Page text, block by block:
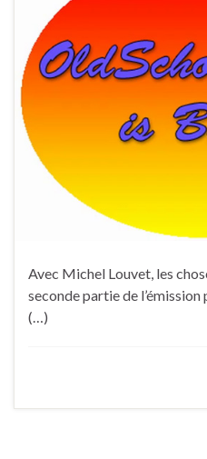
Avec Michel Louvet, les
seconde partie de
(…)